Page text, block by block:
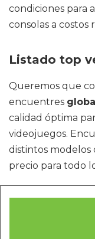
condiciones para
consolas a costos
Listado top
Queremos que
encuentres
calidad óptima
videojuegos.
distintos modelos
precio para todo